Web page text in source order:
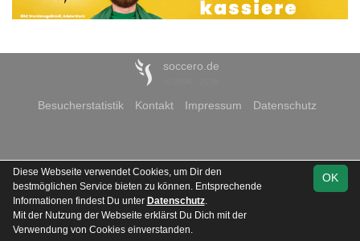
soccero.de
Besucherstatistik Kontakt Impressum Datenschutz
OK
Diese Webseite verwendet Cookies, um Dir den
bestmöglichen Service bieten zu können. Entsprechende
Informationen findest Du unter Datenschutz.
Mit der Nutzung der Webseite erklärst Du Dich mit der
Verwendung von Cookies einverstanden.